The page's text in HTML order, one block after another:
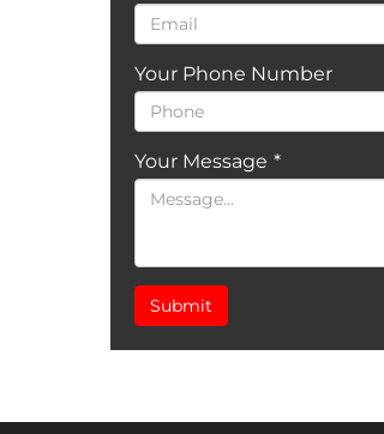
Your Phone Number
Your Message *
Submit